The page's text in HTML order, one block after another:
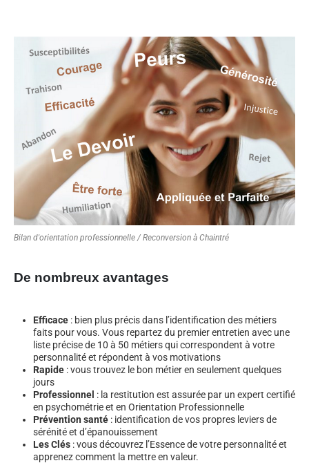
Bilan d'orientation professionnelle / Reconversion à Chaintré
De nombreux avantages
Efficace : bien plus précis dans l’identification des métiers
faits pour vous. Vous repartez du premier entretien avec une
liste précise de 10 à 50 métiers qui correspondent à votre
personnalité et répondent à vos motivations
Rapide : vous trouvez le bon métier en seulement quelques
jours
Professionnel : la restitution est assurée par un expert certifié
en psychométrie et en Orientation Professionnelle
Prévention santé : identification de vos propres leviers de
sérénité et d’épanouissement
Les Clés : vous découvrez l’Essence de votre personnalité et
apprenez comment la mettre en valeur.